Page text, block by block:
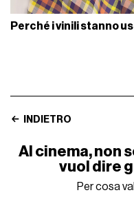
Perché i vinili stanno
INDIETRO
Al cinema, non
vuol dire
Per cosa